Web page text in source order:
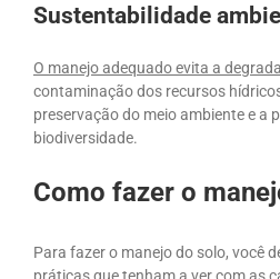
Sustentabilidade
O manejo adequado evita a
contaminação dos recursos
preservação do meio ambiente e a
biodiversidade.
Como fazer o
Para fazer o manejo do solo, você